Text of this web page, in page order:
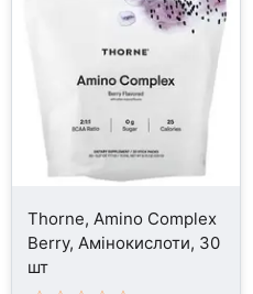
Thorne, Amino Complex
Berry, Амінокислоти, 30
шт